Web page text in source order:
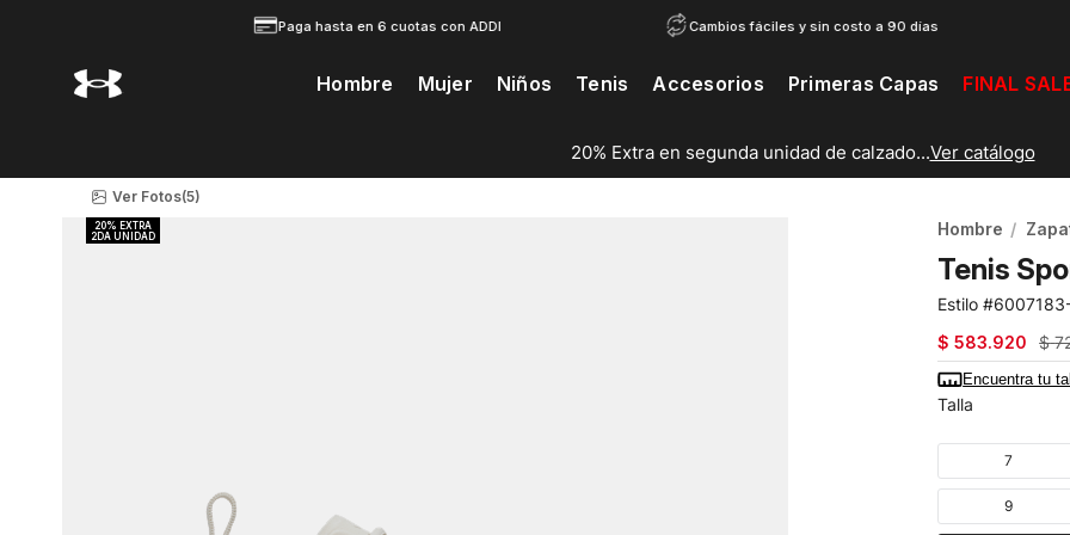
Paga hasta en 6 cuotas con ADDI Cambios fáciles y sin costo a 90 días
Hombre Mujer Niños Tenis Accesorios Primeras Capas FINAL
20% EXTRA en segunda unidad de vestuario...ver catálogo
Ver Fotos(5)
Hombre
Tenis
$ 583.920 $
Encuentra tu
Talla
7
9